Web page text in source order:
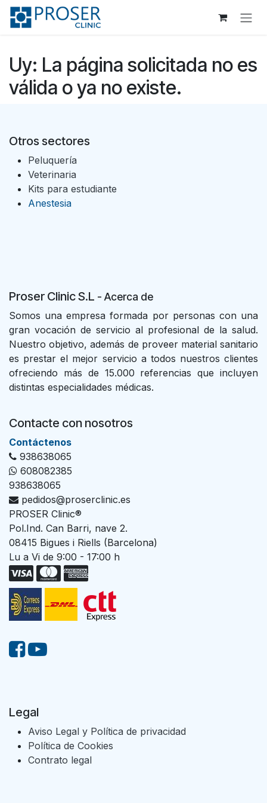
Ir al contenido
Uy: La página solicitada no es
válida o ya no existe.
Otros sectores
Peluquería
Veterinaria
Kits para estudiante
Anestesia
Proser Clinic S.L - Acerca de
Somos una empresa formada por personas con una
gran vocación de servicio al profesional de la salud.
Nuestro objetivo, además de proveer material sanitario
es prestar el mejor servicio a todos nuestros clientes
ofreciendo más de 15.000 referencias que incluyen
distintas especialidades médicas.
Contacte con nosotros
Con​tác​tenos
938638065
608082385
938638065
pedidos@proserclinic.es
PROSER Clinic®
Pol.Ind. Can Barri, nave 2.
08415 Bigues i Riells (Barcelona)
Lu a Vi de 9:00 - 17:00 h
Legal
Aviso Legal y Política de privacidad
Política de Cookies
Contrato legal